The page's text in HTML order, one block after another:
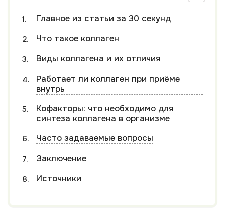
Главное из статьи за 30 секунд
Что такое коллаген
Виды коллагена и их отличия
Работает ли коллаген при приёме
внутрь
Кофакторы: что необходимо для
синтеза коллагена в организме
Часто задаваемые вопросы
Заключение
Источники